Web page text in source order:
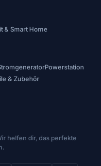
& Smart Home
Powerstation
& Zubehör
helfen dir, das perfekte